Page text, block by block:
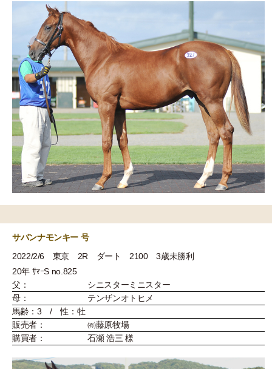
サバンナモンキー 号
2022/2/6 東京 2R ダート 2100 3歳未勝利
20年 ｻﾏｰS no.825
父：
シニスターミニスター
母：
テンザンオトヒメ
馬齢：3 / 性：牡
販売者：
㈲藤原牧場
購買者：
石瀬 浩三 様